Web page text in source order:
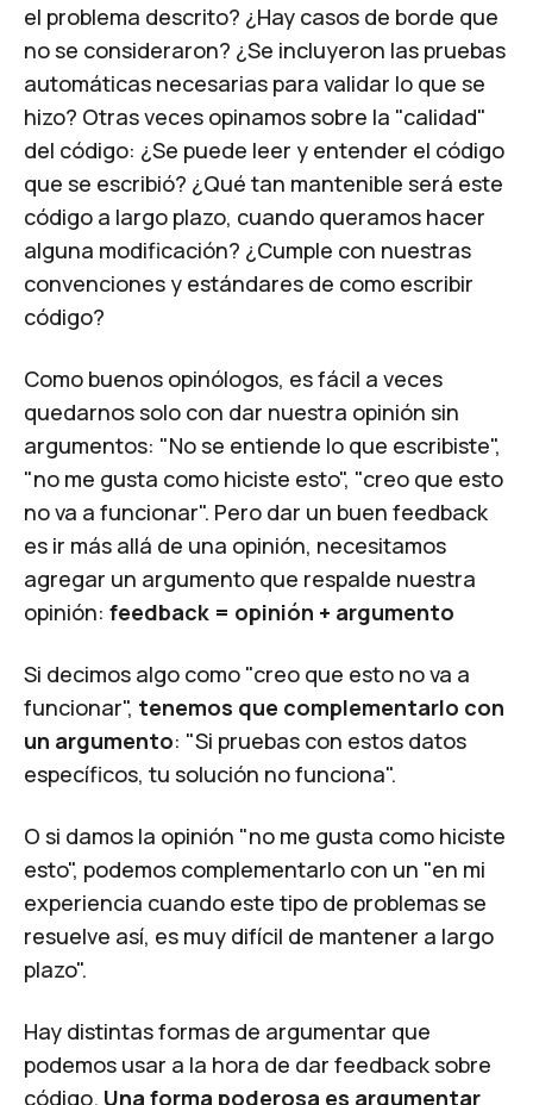
el problema descrito? ¿Hay casos de borde que
no se consideraron? ¿Se incluyeron las pruebas
automáticas necesarias para validar lo que se
hizo? Otras veces opinamos sobre la "calidad"
del código: ¿Se puede leer y entender el código
que se escribió? ¿Qué tan mantenible será este
código a largo plazo, cuando queramos hacer
alguna modificación? ¿Cumple con nuestras
convenciones y estándares de como escribir
código?
Como buenos opinólogos, es fácil a veces
quedarnos solo con dar nuestra opinión sin
argumentos: "No se entiende lo que escribiste",
"no me gusta como hiciste esto", "creo que esto
no va a funcionar". Pero dar un buen feedback
es ir más allá de una opinión, necesitamos
agregar un argumento que respalde nuestra
opinión: feedback = opinión + argumento
Si decimos algo como "creo que esto no va a
funcionar", tenemos que complementarlo con
un argumento: "Si pruebas con estos datos
específicos, tu solución no funciona".
O si damos la opinión "no me gusta como hiciste
esto", podemos complementarlo con un "en mi
experiencia cuando este tipo de problemas se
resuelve así, es muy difícil de mantener a largo
plazo".
Hay distintas formas de argumentar que
podemos usar a la hora de dar feedback sobre
código. Una forma poderosa es argumentar